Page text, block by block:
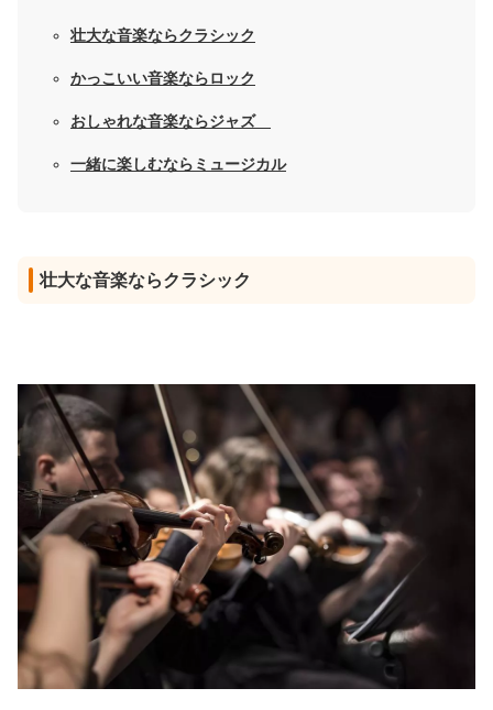
壮大な音楽ならクラシック
かっこいい音楽ならロック
おしゃれな音楽ならジャズ
一緒に楽しむならミュージカル
壮大な音楽ならクラシック